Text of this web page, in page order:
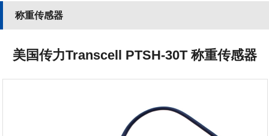
称重传感器
美国传力Transcell PTSH-30T 称重传感器